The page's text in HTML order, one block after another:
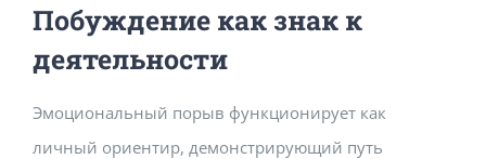
Побуждение как знак к
деятельности
Эмоциональный порыв функционирует как
личный ориентир, демонстрирующий путь